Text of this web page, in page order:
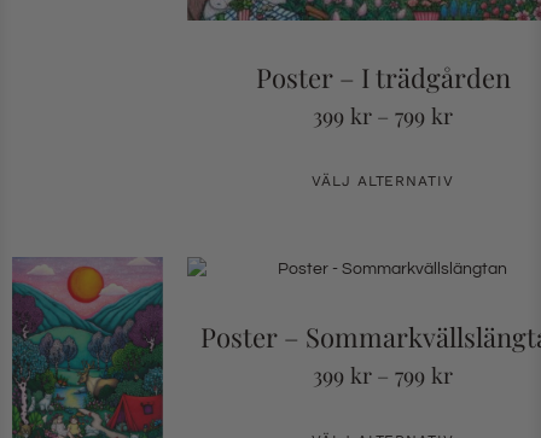
Poster – I trädgården
399 kr – 799 kr
VÄLJ ALTERNATIV
Poster –
399 kr – 799 kr